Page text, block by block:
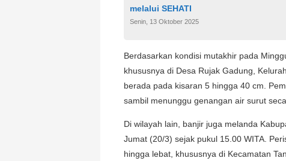
melalui SEHATI
Senin, 13 Oktober 2025
Berdasarkan kondisi mutakhir pada
khususnya di Desa Rujak Gadung,
berada pada kisaran 5 hingga 40 cm.
sambil menunggu genangan air surut
Di wilayah lain, banjir juga melanda
Jumat (20/3) sejak pukul 15.00 WITA.
hingga lebat, khususnya di Kecamatan